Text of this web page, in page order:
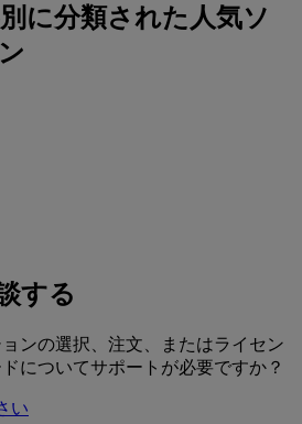
に分類された人気ソ
する
ンの選択、注文、またはライセン
についてサポートが必要ですか？
い